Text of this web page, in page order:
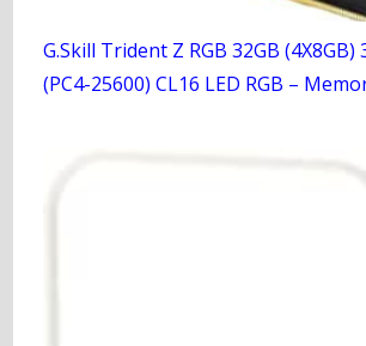
G.Skill Trident Z RGB 32GB (4X8GB)
(PC4-25600) CL16 LED RGB –